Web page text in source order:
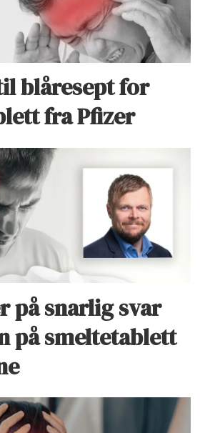
blåresept for
fra Pfizer
på snarlig svar
på smeltetablett